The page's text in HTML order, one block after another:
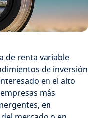
de renta variable
de inversión
en el alto
más
en